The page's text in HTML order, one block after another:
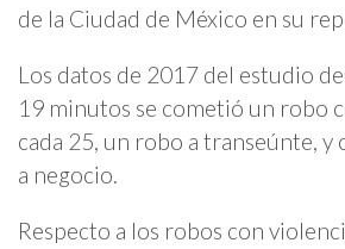
de la Ciudad de México en su
Los datos de 2017 del estudio
19 minutos se cometió un robo
cada 25, un robo a transeúnte, y
a negocio.
Respecto a los robos con